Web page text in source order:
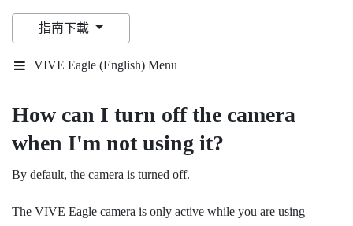
指南下載
VIVE Eagle (English) Menu
How can I turn off the camera
when I'm not using it?
By default, the camera is turned off.
The VIVE Eagle camera is only active while you are using